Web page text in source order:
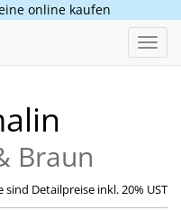
online kaufen
Braun
sind Detailpreise inkl. 20% UST